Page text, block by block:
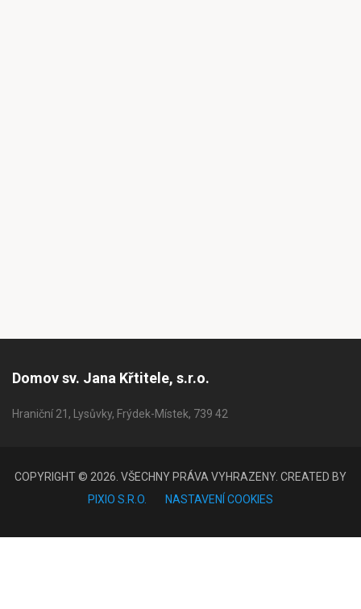
Domov sv. Jana Křtitele, s.r.o.
Hraniční 21, Lysůvky, Frýdek-Místek, 739 42
COPYRIGHT © 2026. VŠECHNY PRÁVA VYHRAZENY. CREATED BY
PIXIO S.R.O.
NASTAVENÍ COOKIES